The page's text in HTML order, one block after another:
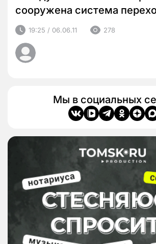
сооружена система
19:25 / 06.06.11 278
Мы в социальных